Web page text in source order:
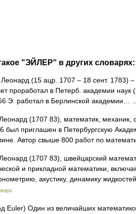
"ЭЙЛЕР" в других словарях:
(15 ацр. 1707 – 18 сент. 1783)
проработал в Петерб. академии наук
Э. работал в Берлинской
(1707 83), математик, механик,
был приглашен в Петербургскую
Автор свыше 800 работ по
(1707 83), швейцарский
и прикладной математики,
акустику, динамику
Euler) Один из величайших